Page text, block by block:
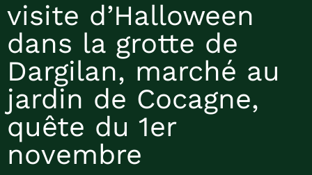
visite d’Halloween
dans la grotte de
Dargilan, marché au
jardin de Cocagne,
quête du 1er
novembre